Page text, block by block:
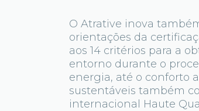
O Atrative inova
orientações da
aos 14 critérios para a
entorno durante o
energia, até o conforto
sustentáveis também
internacional Haute